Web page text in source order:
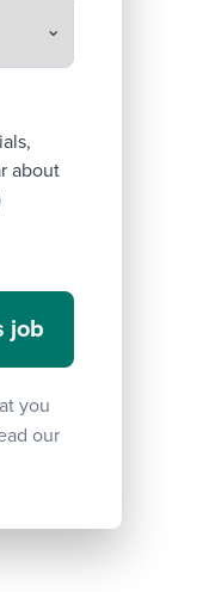
about
you
our